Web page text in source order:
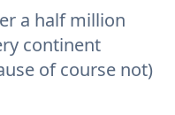
a half million
continent
of course not)